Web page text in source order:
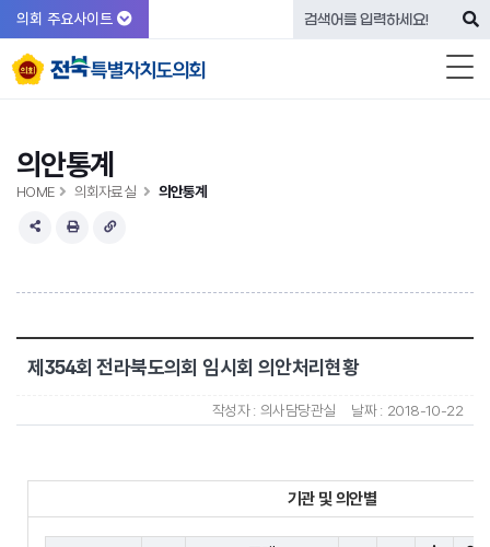
의회 주요사이트
의안통계
HOME 의회자료실 의안통계
제354회 전라북도의회 임시회 의안처리현황
작성자 : 의사담당관실 날짜 : 2018-10-22
기관 및 의안별